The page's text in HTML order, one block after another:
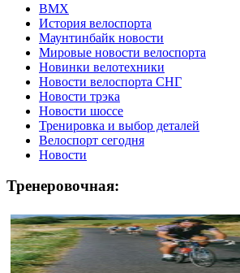
ВМХ
История велоспорта
Маунтинбайк новости
Мировые новости велоспорта
Новинки велотехники
Новости велоспорта СНГ
Новости трэка
Новости шоссе
Тренировка и выбор деталей
Велоспорт сегодня
Новости
Тренеровочная: